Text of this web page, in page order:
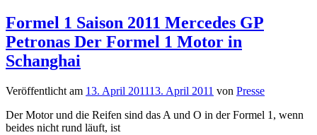
Formel 1 Saison 2011 Mercedes GP
Petronas Der Formel 1 Motor in
Schanghai
Veröffentlicht am 13. April 201113. April 2011 von Presse
Der Motor und die Reifen sind das A und O in der Formel 1, wenn
beides nicht rund läuft, ist